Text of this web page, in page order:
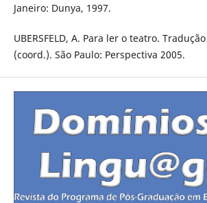
Janeiro: Dunya, 1997.
UBERSFELD, A. Para ler o teatro.
(coord.). São Paulo: Perspectiva 2005.